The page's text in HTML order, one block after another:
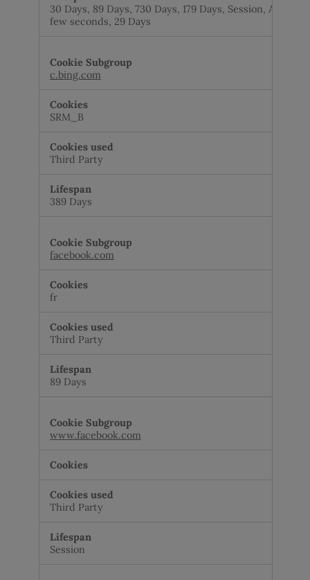
30 Days, 89 Days, 730 Days, 179 Days, Session, A
few seconds, 29 Days
c.bing.com
SRM_B
Third Party
389 Days
facebook.com
fr
Third Party
89 Days
www.facebook.com
Third Party
Session